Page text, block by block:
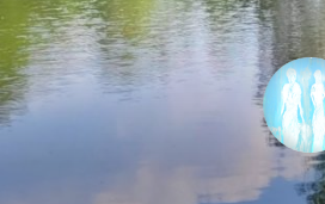
Zum
Inhalt
springen